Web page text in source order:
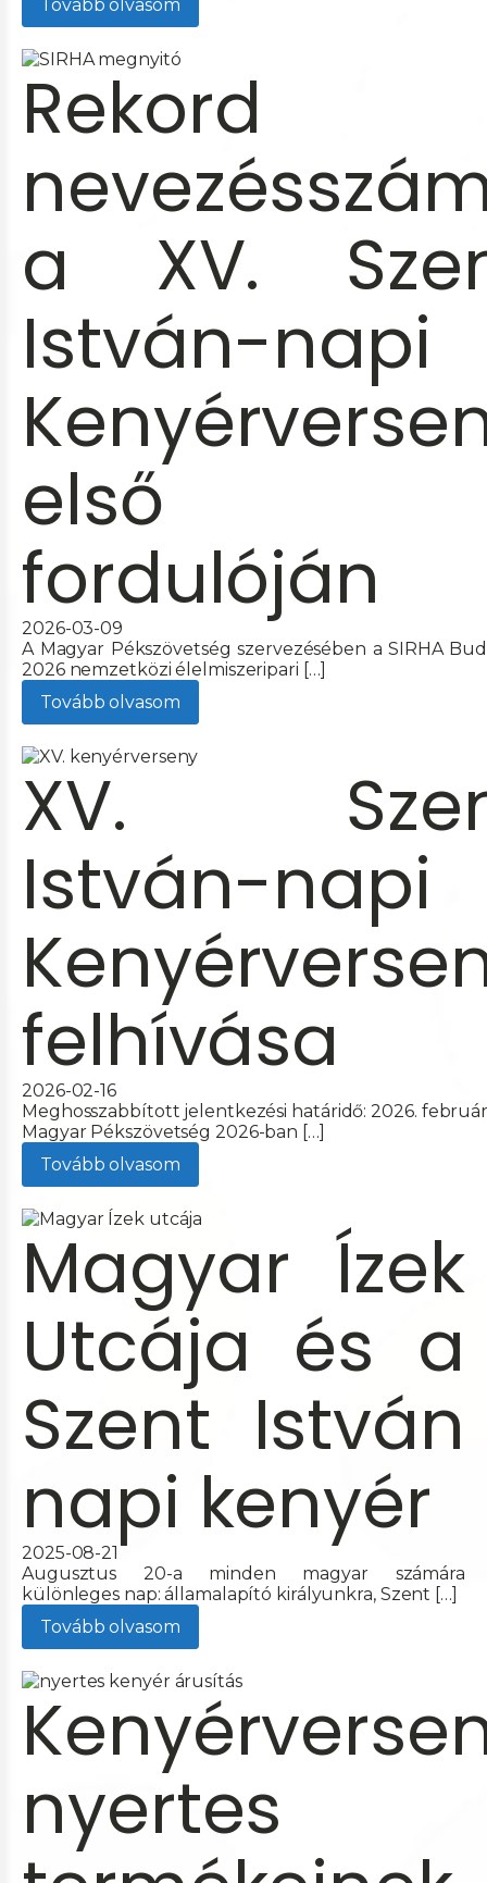
Tovább olvasom
Rekord
a XV.
István-napi
első
fordulóján
2026-03-09
A Magyar Pékszövetség szervezésében a SIRHA
2026 nemzetközi élelmiszeripari […]
Tovább olvasom
XV.
István-napi
felhívása
2026-02-16
Meghosszabbított jelentkezési határidő: 2026.
Magyar Pékszövetség 2026-ban […]
Tovább olvasom
Magyar Ízek
Utcája és a
Szent István
napi kenyér
2025-08-21
Augusztus 20-a minden magyar számára
különleges nap: államalapító királyunkra, Szent […]
Tovább olvasom
nyertes